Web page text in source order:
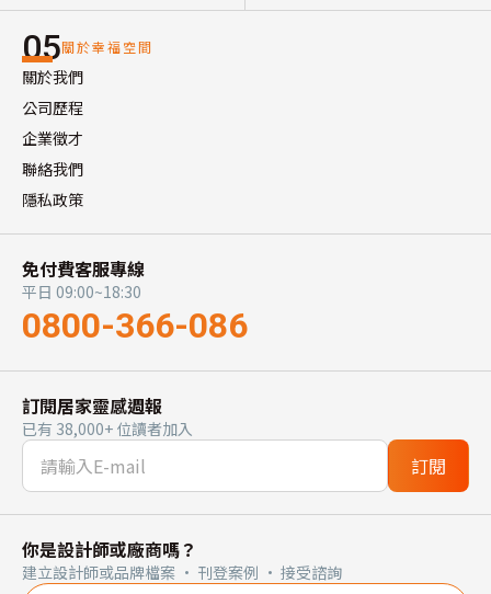
05關於幸福空間
關於我們
公司歷程
企業徵才
聯絡我們
隱私政策
免付費客服專線
平日 09:00~18:30
0800-366-086
訂閱居家靈感週報
已有 38,000+ 位讀者加入
訂閱
你是設計師或廠商嗎？
建立設計師或品牌檔案 · 刊登案例 · 接受諮詢